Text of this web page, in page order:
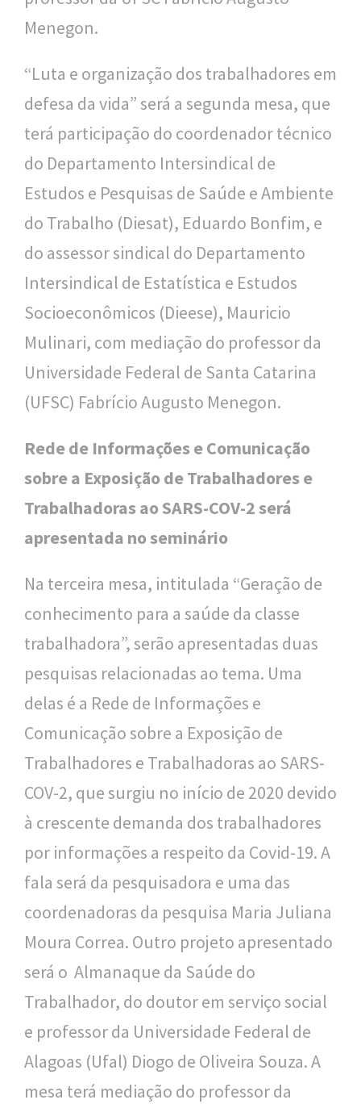
Menegon.
“Luta e organização dos trabalhadores em
defesa da vida” será a segunda mesa, que
terá participação do coordenador técnico
do Departamento Intersindical de
Estudos e Pesquisas de Saúde e Ambiente
do Trabalho (Diesat), Eduardo Bonfim, e
do assessor sindical do Departamento
Intersindical de Estatística e Estudos
Socioeconômicos (Dieese), Mauricio
Mulinari, com mediação do professor da
Universidade Federal de Santa Catarina
(UFSC) Fabrício Augusto Menegon.
Rede de Informações e Comunicação
sobre a Exposição de Trabalhadores e
Trabalhadoras ao SARS-COV-2 será
apresentada no seminário
Na terceira mesa, intitulada “Geração de
conhecimento para a saúde da classe
trabalhadora”, serão apresentadas duas
pesquisas relacionadas ao tema. Uma
delas é a Rede de Informações e
Comunicação sobre a Exposição de
Trabalhadores e Trabalhadoras ao SARS-
COV-2, que surgiu no início de 2020 devido
à crescente demanda dos trabalhadores
por informações a respeito da Covid-19. A
fala será da pesquisadora e uma das
coordenadoras da pesquisa Maria Juliana
Moura Correa. Outro projeto apresentado
será o Almanaque da Saúde do
Trabalhador, do doutor em serviço social
e professor da Universidade Federal de
Alagoas (Ufal) Diogo de Oliveira Souza. A
mesa terá mediação do professor da